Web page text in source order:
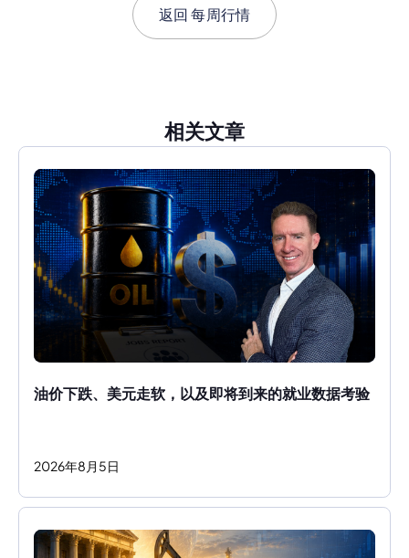
返回每周行情
相关文章
油价下跌、美元走软，以及即将到来的就业数据考验
2026年8 月 5日